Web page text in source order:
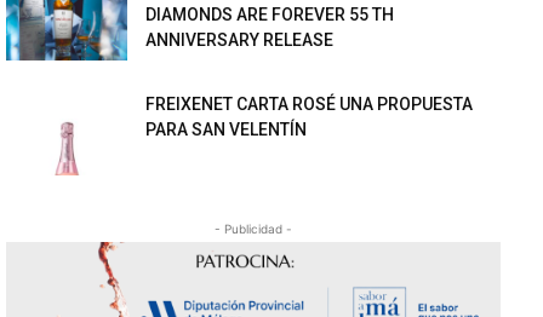
DIAMONDS ARE FOREVER 55 TH
ANNIVERSARY RELEASE
FREIXENET CARTA ROSÉ UNA PROPUESTA
PARA SAN VELENTÍN
- Publicidad -